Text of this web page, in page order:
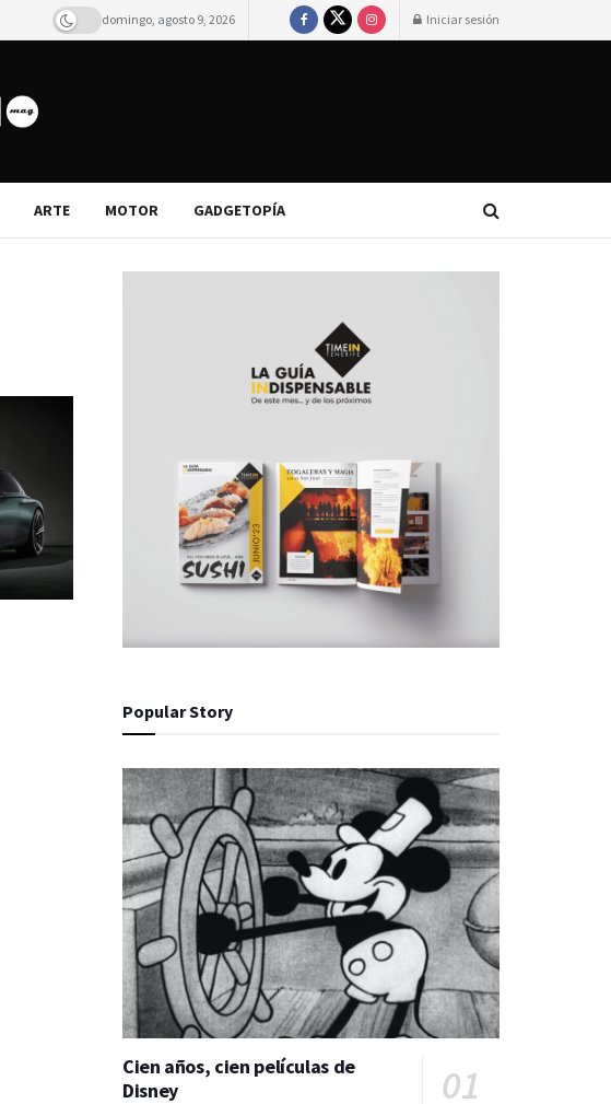
domingo, agosto 9, 2026 Iniciar sesión
ARTE MOTOR GADGETOPÍA
Popular Story
Cien años, cien películas de
Disney